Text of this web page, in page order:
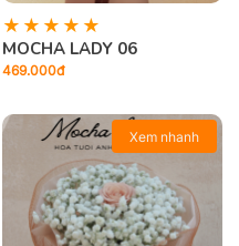
MOCHA LADY 06
469.000đ
Xem nhanh